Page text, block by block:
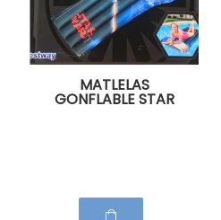
MATLELAS
GONFLABLE STAR